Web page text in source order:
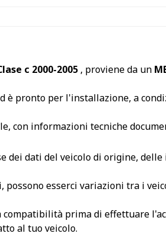
c 2000-2005 , proviene da un
è pronto per l'installazione, a
con informazioni tecniche
dei dati del veicolo di origine,
esserci variazioni tra i
prima di effettuare
al tuo veicolo.